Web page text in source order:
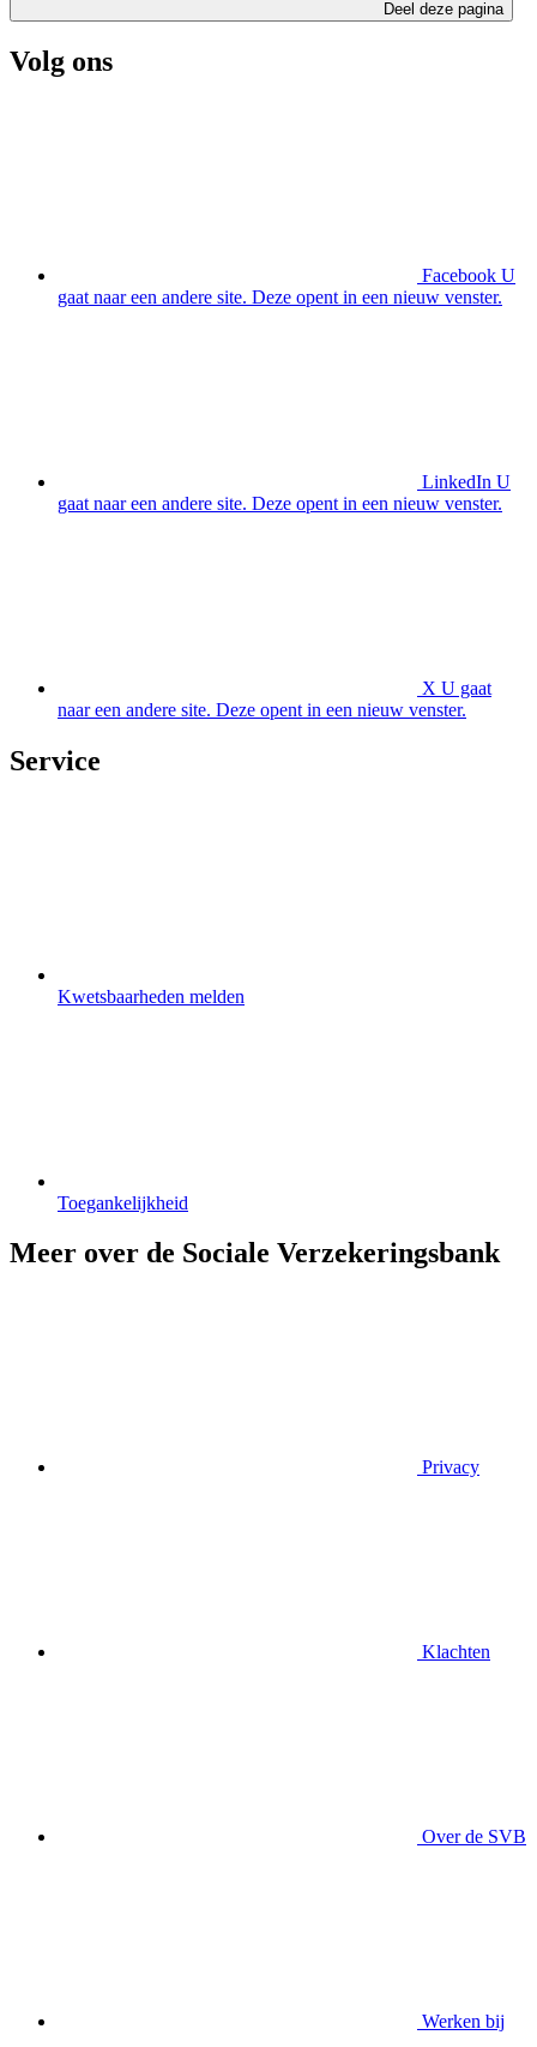
Deel deze pagina
Volg ons
Facebook U
gaat naar een andere site. Deze opent in een nieuw venster.
LinkedIn U
gaat naar een andere site. Deze opent in een nieuw venster.
X U gaat
naar een andere site. Deze opent in een nieuw venster.
Service
Kwetsbaarheden melden
Toegankelijkheid
Meer over de Sociale Verzekeringsbank
Privacy
Klachten
Over de SVB
Werken bij